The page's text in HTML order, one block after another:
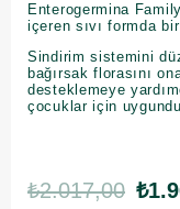
Enterogermina
içeren sıvı formda
Sindirim sistemini
bağırsak florasını
desteklemeye
çocuklar için
₺2.017,00